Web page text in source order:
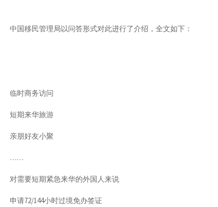
中国移民管理局以问答形式对此进行了介绍，全文如下：
临时商务访问
短期来华旅游
亲朋好友小聚
……
对需要短期紧急来华的外国人来说
申请72/144小时过境免办签证